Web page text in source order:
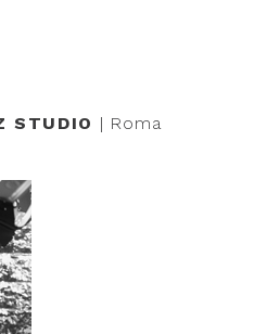
STUDIO | Roma